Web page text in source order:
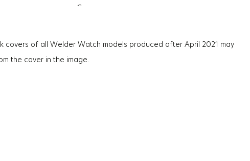
Crono
covers of all Welder Watch models produced after April 2021 may
the cover in the image.